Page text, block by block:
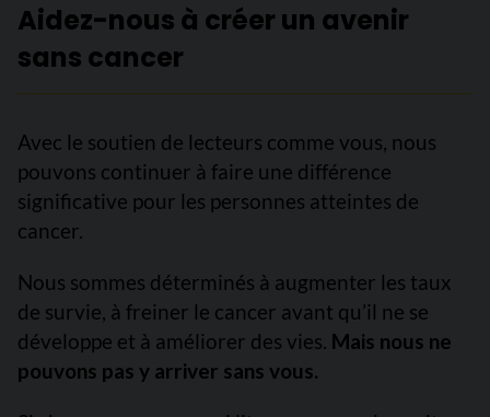
Aidez-nous à créer un avenir
sans cancer
Avec le soutien de lecteurs comme vous, nous
pouvons continuer à faire une différence
significative pour les personnes atteintes de
cancer.
Nous sommes déterminés à augmenter les taux
de survie, à freiner le cancer avant qu’il ne se
développe et à améliorer des vies. Mais nous ne
pouvons pas y arriver sans vous.